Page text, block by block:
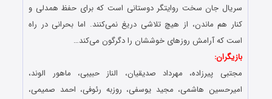
سریال جان سخت روایتگر دوستانی است که برای حفظ همدلی و
کنار هم ماندن، از هیچ تلاشی دریغ نمی‌کنند. اما بحرانی در راه
است که آرامش روزهای خوششان را دگرگون می‌کند…
بازیگران:
مجتبی‌ پیرزاده، مهرداد صدیقیان، الناز حبیبی، ماهور الوند،
امیرحسین هاشمی، مجید یوسفی، روزبه رئوفی، احمد صمیمی،